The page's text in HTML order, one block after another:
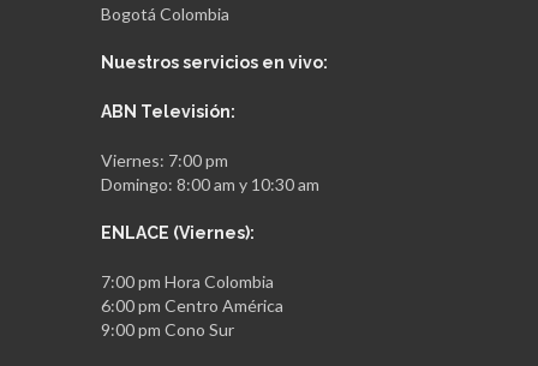
Bogotá Colombia
Nuestros servicios en vivo:
ABN Televisión:
Viernes: 7:00 pm
Domingo: 8:00 am y 10:30 am
ENLACE (Viernes):
7:00 pm Hora Colombia
6:00 pm Centro América
9:00 pm Cono Sur